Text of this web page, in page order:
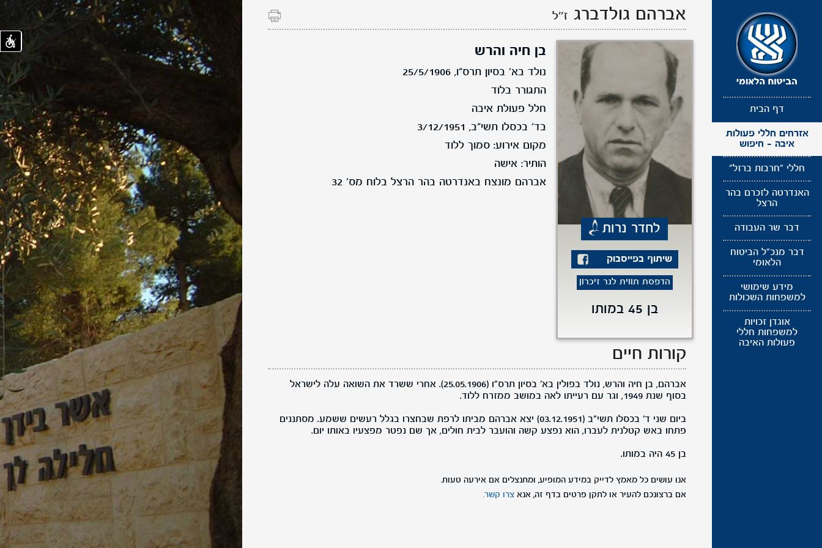
דף הבית
אזרחים חללי פעולות
איבה - חיפוש
חללי "חרבות ברזל"
האנדרטה לזכרם בהר
הרצל
דבר שר העבודה
דבר מנכ"ל הביטוח
הלאומי
מידע שימושי
למשפחות השכולות
אוגדן זכויות
למשפחות חללי
פעולות האיבה
אברהם גולדברג ז''ל
לחדר נרות
שיתוף בפייסבוק
הדפסת תווית לנר זיכרון
בן 45 במותו
בן חיה והרש
נולד בא' בסיון תרס"ו, 25/5/1906
התגורר בלוד
חלל פעולת איבה
בד' בכסלו תשי"ב, 3/12/1951
מקום אירוע: סמוך ללוד
הותיר: אישה
אברהם מונצח באנדרטה בהר הרצל בלוח מס' 32
קורות חיים
אברהם, בן חיה והרש, נולד בפולין בא' בסיון תרס"ו (25.05.1906). אחרי ששרד את השואה עלה לישראל
בסוף שנת 1949, וגר עם רעייתו לאה במושב ממזרח ללוד.
ביום שני ד' בכסלו תשי"ב (03.12.1951) יצא אברהם מביתו לרפת שבחצרו בגלל רעשים ששמע. מסתננים
פתחו באש קטלנית לעברו, הוא נפצע קשה והועבר לבית חולים, אך שם נפטר מפצעיו באותו יום.
בן 45 היה במותו.
אנו עושים כל מאמץ לדייק במידע המופיע, ומתנצלים אם אירעה טעות.
אם ברצונכם להעיר או לתקן פרטים בדף זה, אנא צרו קשר.